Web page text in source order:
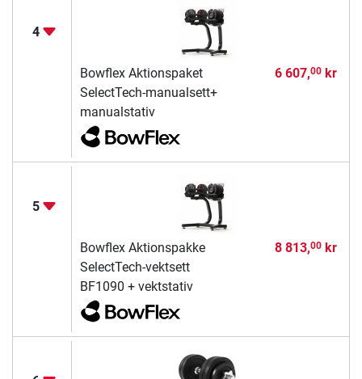
4
Bowflex Aktionspaket
SelectTech-manualsett+
manualstativ
6 607,00kr
5
Bowflex Aktionspakke
SelectTech-vektsett
BF1090 + vektstativ
8 813,00kr